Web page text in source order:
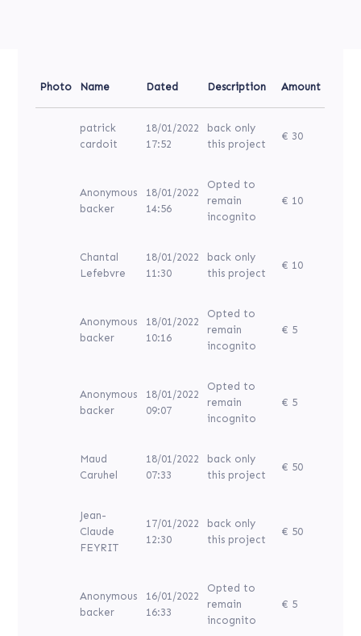
Photo Name Dated Description Amount
patrick
cardoit
18/01/2022
17:52
back only
this project
€ 30
Anonymous
backer
18/01/2022
14:56
Opted to
remain
incognito
€ 10
Chantal
Lefebvre
18/01/2022
11:30
back only
this project
€ 10
Anonymous
backer
18/01/2022
10:16
Opted to
remain
incognito
€ 5
Anonymous
backer
18/01/2022
09:07
Opted to
remain
incognito
€ 5
Maud
Caruhel
18/01/2022
07:33
back only
this project
€ 50
Jean-
Claude
FEYRIT
17/01/2022
12:30
back only
this project
€ 50
Anonymous
backer
16/01/2022
16:33
Opted to
remain
incognito
€ 5